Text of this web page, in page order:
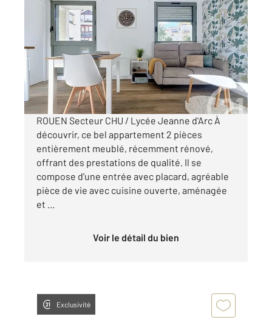
ROUEN 76
31,36 m
2, 2 pièces
Ref : 34466
Appartement à louer
750 €
par mois charges comprises
ROUEN Secteur CHU / Lycée Jeanne d'Arc À
découvrir, ce bel appartement 2 pièces
entièrement meublé, récemment rénové,
offrant des prestations de qualité. Il se
compose d'une entrée avec placard, agréable
pièce de vie avec cuisine ouverte, aménagée
et ...
Voir le détail du bien
Exclusivité